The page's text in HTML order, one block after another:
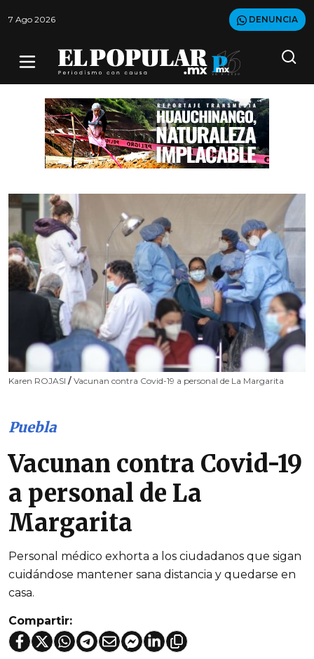
7 Ago 2026 DENUNCIA
Karen ROJASI / Vacunan contra Covid-19 a personal de La Margarita
Puebla
Vacunan contra Covid-19
a personal de La
Margarita
Personal médico exhorta a los ciudadanos que sigan
cuidándose mantener sana distancia y quedarse en
casa.
Compartir: